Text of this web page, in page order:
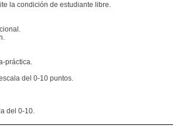
la condición de estudiante libre.
práctica.
del 0-10 puntos.
del 0-10.